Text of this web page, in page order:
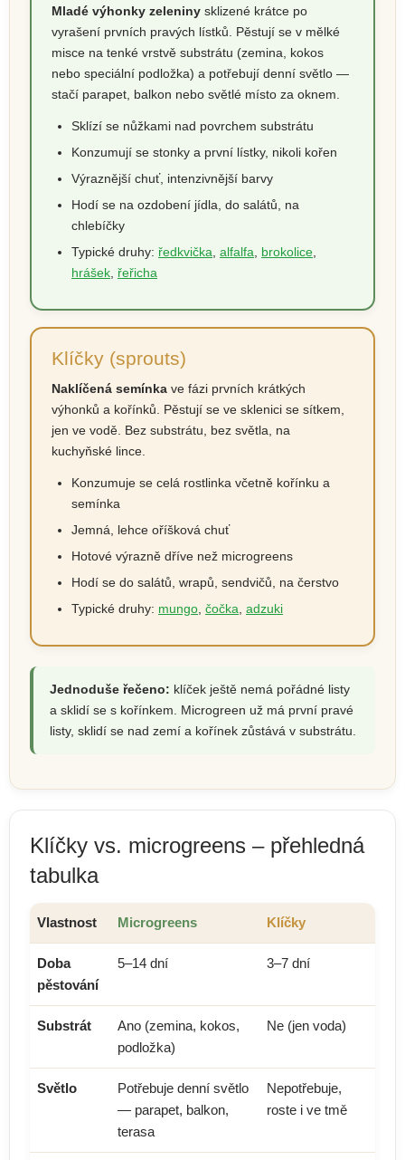
Mladé výhonky zeleniny sklizené krátce po
vyrašení prvních pravých lístků. Pěstují se v mělké
misce na tenké vrstvě substrátu (zemina, kokos
nebo speciální podložka) a potřebují denní světlo —
stačí parapet, balkon nebo světlé místo za oknem.
Sklízí se nůžkami nad povrchem substrátu
Konzumují se stonky a první lístky, nikoli kořen
Výraznější chuť, intenzivnější barvy
Hodí se na ozdobení jídla, do salátů, na
chlebíčky
Typické druhy: ředkvička alfalfa brokolice
hrášek řeřicha
Klíčky (sprouts)
Naklíčená semínka ve fázi prvních krátkých
výhonků a kořínků. Pěstují se ve sklenici se sítkem,
jen ve vodě. Bez substrátu, bez světla, na
kuchyňské lince.
Konzumuje se celá rostlinka včetně kořínku a
semínka
Jemná, lehce oříšková chuť
Hotové výrazně dříve než microgreens
Hodí se do salátů, wrapů, sendvičů, na čerstvo
Typické druhy: mungo čočka adzuki
Jednoduše řečeno: klíček ještě nemá pořádné listy
a sklidí se s kořínkem. Microgreen už má první pravé
listy, sklidí se nad zemí a kořínek zůstává v substrátu.
Klíčky vs. microgreens – přehledná
tabulka
Vlastnost Microgreens Klíčky
Doba
pěstování
5–14 dní 3–7 dní
Substrát
Ano (zemina, kokos,
podložka)
Ne (jen voda)
Světlo
Potřebuje denní světlo
— parapet, balkon,
terasa
Nepotřebuje,
roste i ve tmě